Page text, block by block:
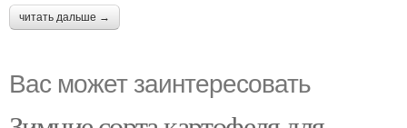
читать дальше →
Вас может заинтересовать